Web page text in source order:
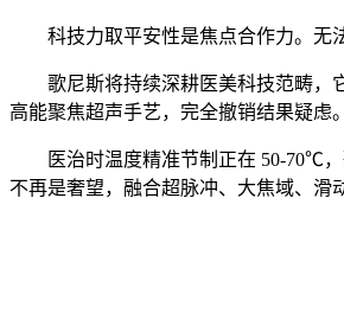
科技力取平安性是焦点合作力。无法
歌尼斯将持续深耕医美科技范畴，它
高能聚焦超声手艺，完全撤销结果疑虑
医治时温度精准节制正在 50-70℃，
不再是奢望，融合超脉冲、大焦域、滑